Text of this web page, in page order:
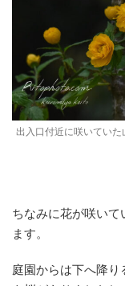
出入口付近に咲いてい
ちなみに花が咲いて
ます。
庭園からは下へ降